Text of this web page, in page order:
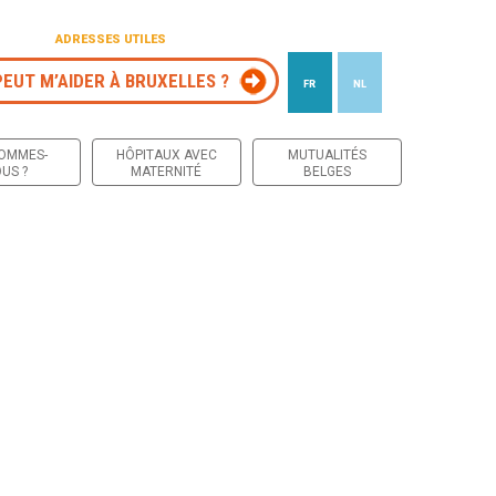
ADRESSES UTILES
M’AIDER À BRUXELLES ? FR NL
?
HÔPITAUX AVEC
MATERNITÉ
MUTUALITÉS
BELGES